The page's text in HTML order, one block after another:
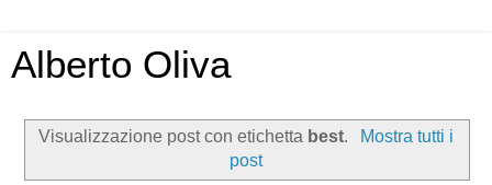
Alberto Oliva
Visualizzazione post con etichetta best.
Mostra tutti i
post